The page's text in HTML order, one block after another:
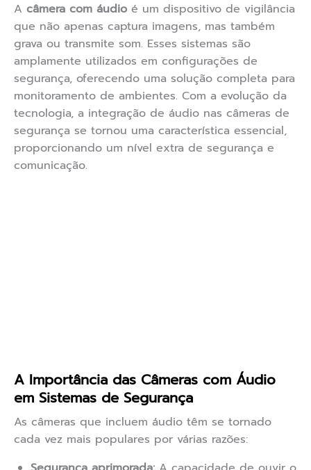
A câmera com áudio é um dispositivo de vigilância
que não apenas captura imagens, mas também
grava ou transmite som. Esses sistemas são
amplamente utilizados em configurações de
segurança, oferecendo uma solução completa para
monitoramento de ambientes. Com a evolução da
tecnologia, a integração de áudio nas câmeras de
segurança se tornou uma característica essencial,
proporcionando um nível extra de segurança e
comunicação.
A Importância das Câmeras com Áudio
em Sistemas de Segurança
As câmeras que incluem áudio têm se tornado
cada vez mais populares por várias razões: